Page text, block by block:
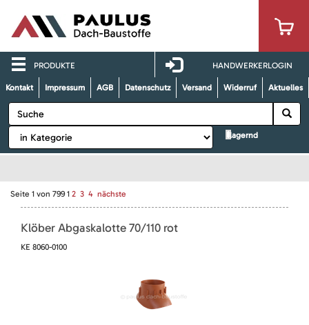
PRODUKTE HANDWERKERLOGIN
Kontakt Impressum AGB Datenschutz Versand Widerruf Aktuelles
lagernd
Seite 1 von 799 1 2 3 4 nächste
Klöber Abgaskalotte 70/110 rot
KE 8060-0100